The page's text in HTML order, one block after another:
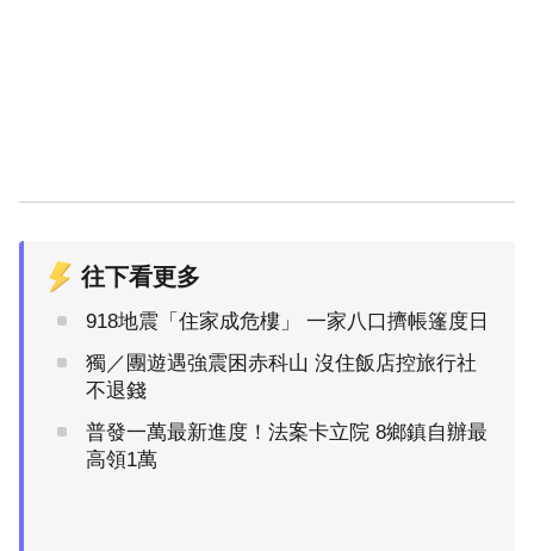
往下看更多
918地震「住家成危樓」 一家八口擠帳篷度日
獨／團遊遇強震困赤科山 沒住飯店控旅行社
不退錢
普發一萬最新進度！法案卡立院 8鄉鎮自辦最
高領1萬